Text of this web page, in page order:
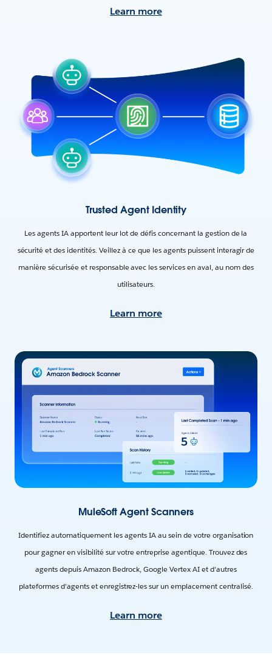
Learn more
Trusted Agent Identity
Les agents IA apportent leur lot de défis concernant la gestion de la
sécurité et des identités. Veillez à ce que les agents puissent interagir de
manière sécurisée et responsable avec les services en aval, au nom des
utilisateurs.
Learn more
MuleSoft Agent Scanners
Identifiez automatiquement les agents IA au sein de votre organisation
pour gagner en visibilité sur votre entreprise agentique. Trouvez des
agents depuis Amazon Bedrock, Google Vertex AI et d'autres
plateformes d'agents et enregistrez-les sur un emplacement centralisé.
Learn more